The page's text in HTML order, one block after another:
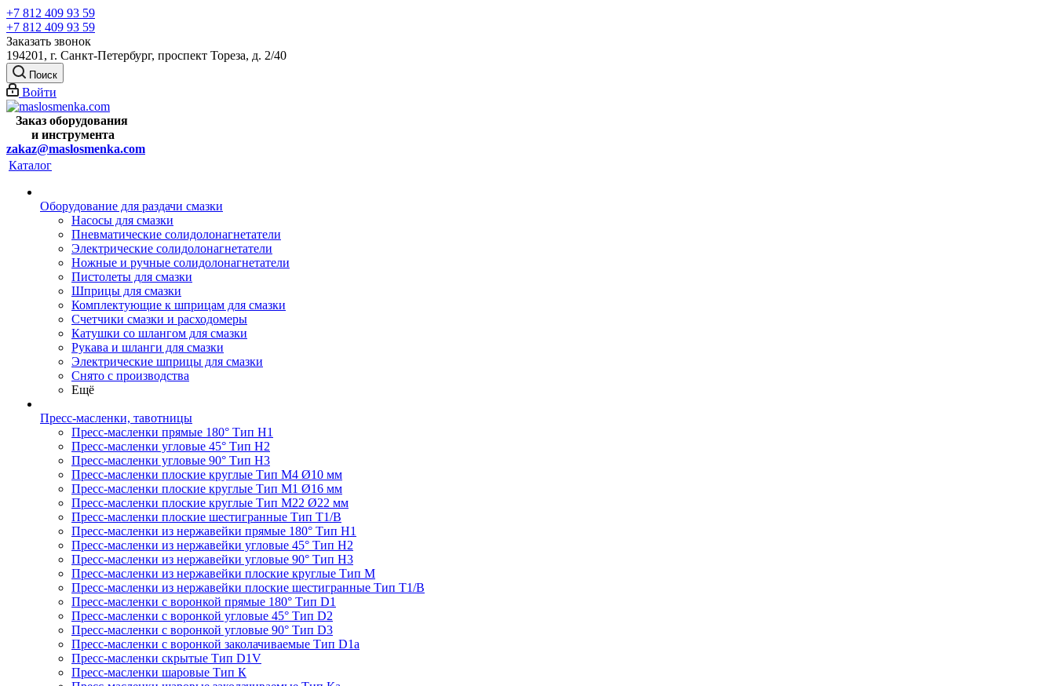
+7 812 409 93 59
+7 812 409 93 59
Заказать звонок
194201, г. Санкт-Петербург, проспект Тореза, д. 2/40
Поиск
Войти
Заказ оборудования
и инструмента
zakaz@maslosmenka.com
Каталог
Оборудование для раздачи смазки
Насосы для смазки
Пневматические солидолонагнетатели
Электрические солидолонагнетатели
Ножные и ручные солидолонагнетатели
Пистолеты для смазки
Шприцы для смазки
Комплектующие к шприцам для смазки
Счетчики смазки и расходомеры
Катушки со шлангом для смазки
Рукава и шланги для смазки
Электрические шприцы для смазки
Снято с производства
Ещё
Пресс-масленки, тавотницы
Пресс-масленки прямые 180° Тип H1
Пресс-масленки угловые 45° Тип H2
Пресс-масленки угловые 90° Тип H3
Пресс-масленки плоские круглые Тип M4 Ø10 мм
Пресс-масленки плоские круглые Тип M1 Ø16 мм
Пресс-масленки плоские круглые Тип M22 Ø22 мм
Пресс-масленки плоские шестигранные Тип T1/B
Пресс-масленки из нержавейки прямые 180° Тип H1
Пресс-масленки из нержавейки угловые 45° Тип H2
Пресс-масленки из нержавейки угловые 90° Тип H3
Пресс-масленки из нержавейки плоские круглые Тип M
Пресс-масленки из нержавейки плоские шестигранные Тип T1/B
Пресс-масленки с воронкой прямые 180° Тип D1
Пресс-масленки с воронкой угловые 45° Тип D2
Пресс-масленки с воронкой угловые 90° Тип D3
Пресс-масленки с воронкой заколачиваемые Тип D1a
Пресс-масленки скрытые Тип D1V
Пресс-масленки шаровые Тип К